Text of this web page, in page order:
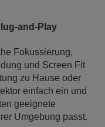
and-Play
Fokussierung,
und Screen Fit
zu Hause oder
einfach ein und
geeignete
Umgebung passt.